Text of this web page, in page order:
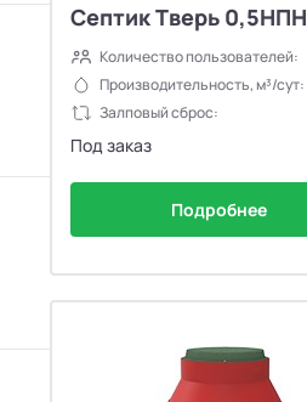
Септик Тверь 0,5НПН
Количество пользователей:
Производительность, м³/сут:
Залповый сброс:
Под заказ
Подробнее